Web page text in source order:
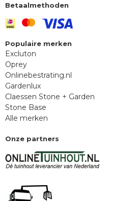
Betaalmethoden
Populaire merken
Excluton
Oprey
Onlinebestrating.nl
Gardenlux
Claessen Stone + Garden
Stone Base
Alle merken
Onze partners